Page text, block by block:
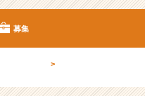
募集
>